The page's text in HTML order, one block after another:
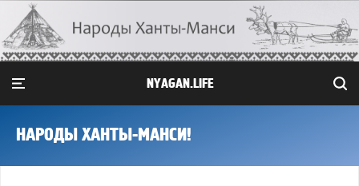
NYAGAN.LIFE
НАРОДЫ ХАНТЫ-МАНСИ!